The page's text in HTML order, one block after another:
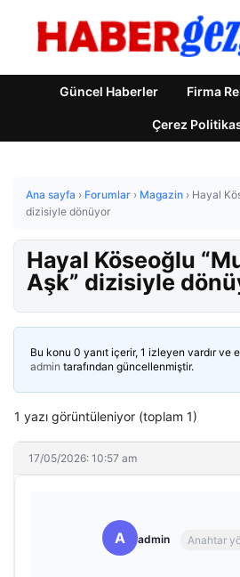
Güncel Haberler Firma
Çerez
Ana sayfa › Forumlar › Magazin › Hayal
dizisiyle dönüyor
Hayal Köseoğlu
Aşk” dizisiyle
Bu konu 0 yanıt içerir, 1 izleyen vardır ve
admin tarafından güncellenmiştir.
1 yazı görüntüleniyor (toplam 1)
17/05/2026: 10:57 am
A admin Anahtar